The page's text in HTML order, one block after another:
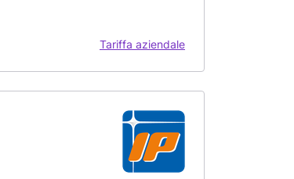
Tariffa aziendale